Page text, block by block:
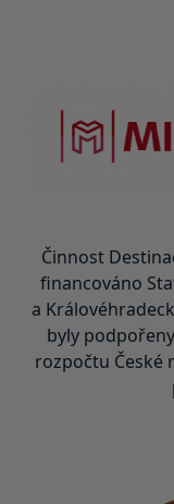
Činnost
financováno
a
byly
rozpočtu České